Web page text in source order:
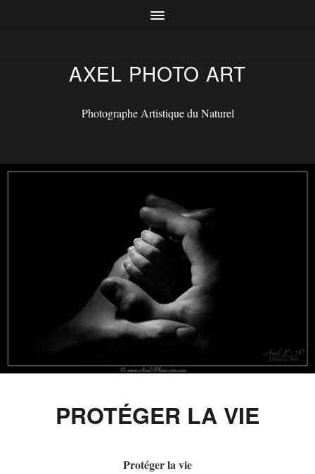
AXEL PHOTO ART
Photographe Artistique du Naturel
PROTÉGER LA VIE
Protéger la vie